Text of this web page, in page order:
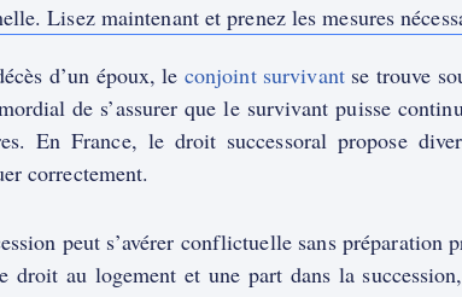
Lisez maintenant et prenez les mesures
d’un époux, le conjoint survivantse trouve
de s’assurer que le survivant puisse
En France, le droit successoral propose
correctement.
peut s’avérer conflictuelle sans
droit au logement et une part dans la